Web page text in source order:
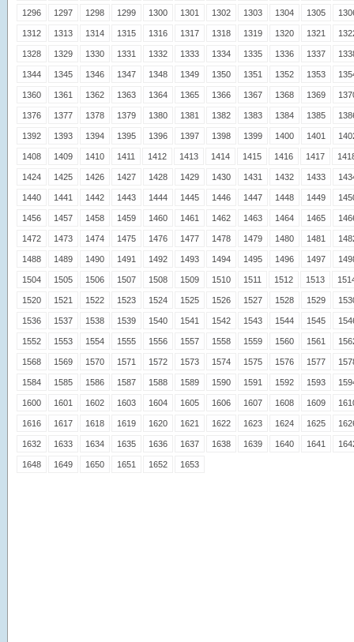
1296 1297 1298 1299 1300 1301 1302 1303 1304 1305
1312 1313 1314 1315 1316 1317 1318 1319 1320 1321
1328 1329 1330 1331 1332 1333 1334 1335 1336 1337
1344 1345 1346 1347 1348 1349 1350 1351 1352 1353
1360 1361 1362 1363 1364 1365 1366 1367 1368 1369
1376 1377 1378 1379 1380 1381 1382 1383 1384 1385
1392 1393 1394 1395 1396 1397 1398 1399 1400 1401
1408 1409 1410 1411 1412 1413 1414 1415 1416 1417
1424 1425 1426 1427 1428 1429 1430 1431 1432 1433
1440 1441 1442 1443 1444 1445 1446 1447 1448 1449
1456 1457 1458 1459 1460 1461 1462 1463 1464 1465
1472 1473 1474 1475 1476 1477 1478 1479 1480 1481
1488 1489 1490 1491 1492 1493 1494 1495 1496 1497
1504 1505 1506 1507 1508 1509 1510 1511 1512 1513
1520 1521 1522 1523 1524 1525 1526 1527 1528 1529
1536 1537 1538 1539 1540 1541 1542 1543 1544 1545
1552 1553 1554 1555 1556 1557 1558 1559 1560 1561
1568 1569 1570 1571 1572 1573 1574 1575 1576 1577
1584 1585 1586 1587 1588 1589 1590 1591 1592 1593
1600 1601 1602 1603 1604 1605 1606 1607 1608 1609
1616 1617 1618 1619 1620 1621 1622 1623 1624 1625
1632 1633 1634 1635 1636 1637 1638 1639 1640 1641
1648 1649 1650 1651 1652 1653